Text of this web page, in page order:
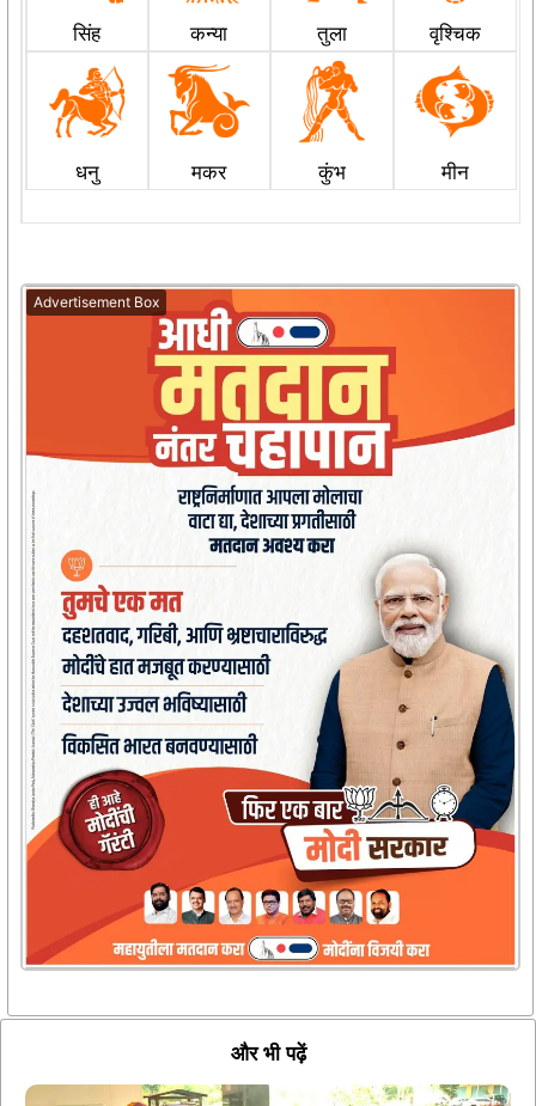
सिंह कन्या तुला वृश्चिक
धनु मकर कुंभ मीन
Advertisement Box
और भी पढ़ें